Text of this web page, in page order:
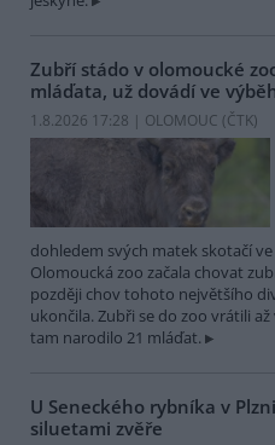
Zubří stádo v olomoucké
mláďata, už dovádí ve
1.8.2026 17:28 | OLOMOUC (ČTK)
dohledem svých matek skotačí
Olomoucká zoo začala chovat
později chov tohoto největšího
ukončila. Zubři se do zoo vrátili
tam narodilo 21 mláďat.
U Seneckého rybníka v
siluetami zvěře